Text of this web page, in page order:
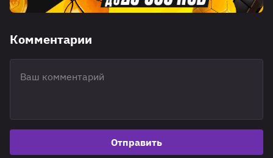
Комментарии
Отправить